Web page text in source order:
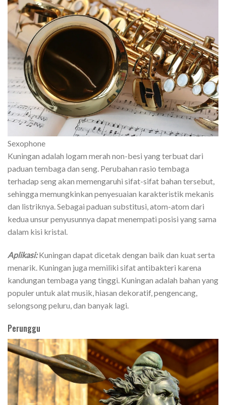
Sexophone
Kuningan adalah logam merah non-besi yang terbuat dari
paduan tembaga dan seng. Perubahan rasio tembaga
terhadap seng akan memengaruhi sifat-sifat bahan tersebut,
sehingga memungkinkan penyesuaian karakteristik mekanis
dan listriknya. Sebagai paduan substitusi, atom-atom dari
kedua unsur penyusunnya dapat menempati posisi yang sama
dalam kisi kristal.
Aplikasi:Kuningan dapat dicetak dengan baik dan kuat serta
menarik. Kuningan juga memiliki sifat antibakteri karena
kandungan tembaga yang tinggi. Kuningan adalah bahan yang
populer untuk alat musik, hiasan dekoratif, pengencang,
selongsong peluru, dan banyak lagi.
Perunggu